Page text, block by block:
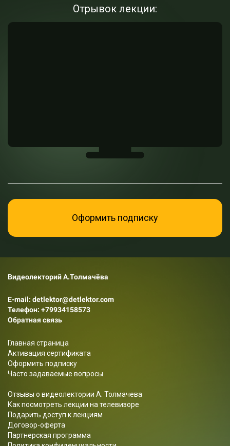
Отрывок лекции:
Оформить подписку
Видеолекторий А.Толмачёва
E-mail: detlektor@detlektor.com
Телефон: +79934158573
Обратная связь
Главная страница
Активация сертификата
Оформить подписку
Часто задаваемые вопросы
Отзывы о видеолектории А. Толмачева
Как посмотреть лекции на телевизоре
Подарить доступ к лекциям
Договор-оферта
Партнерская программа